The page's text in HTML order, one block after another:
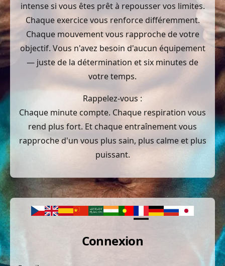
intense si vous êtes prêt à repousser vos limites.
Chaque exercice vous renforce différemment.
Chaque mouvement vous rapproche de votre
objectif. Vous n'avez besoin d'aucun équipement
— juste de la détermination et six minutes de
votre temps.
Rappelez-vous :
Chaque minute compte. Chaque respiration vous
rend plus fort. Et chaque entraînement vous
rapproche d'un vous plus sain, plus calme et plus
puissant.
Connexion